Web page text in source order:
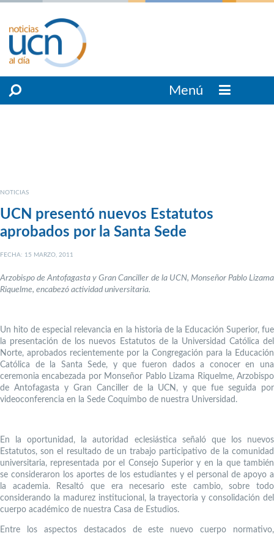
Menú
NOTICIAS
UCN presentó nuevos Estatutos
aprobados por la Santa Sede
FECHA: 15 MARZO, 2011
Arzobispo de Antofagasta y Gran Canciller de la UCN, Monseñor Pablo Lizama
Riquelme, encabezó actividad universitaria.
Un hito de especial relevancia en la historia de la Educación Superior, fue
la presentación de los nuevos Estatutos de la Universidad Católica del
Norte, aprobados recientemente por la Congregación para la Educación
Católica de la Santa Sede, y que fueron dados a conocer en una
ceremonia encabezada por Monseñor Pablo Lizama Riquelme, Arzobispo
de Antofagasta y Gran Canciller de la UCN, y que fue seguida por
videoconferencia en la Sede Coquimbo de nuestra Universidad.
En la oportunidad, la autoridad eclesiástica señaló que los nuevos
Estatutos, son el resultado de un trabajo participativo de la comunidad
universitaria, representada por el Consejo Superior y en la que también
se consideraron los aportes de los estudiantes y el personal de apoyo a
la academia. Resaltó que era necesario este cambio, sobre todo
considerando la madurez institucional, la trayectoria y consolidación del
cuerpo académico de nuestra Casa de Estudios.
Entre los aspectos destacados de este nuevo cuerpo normativo,